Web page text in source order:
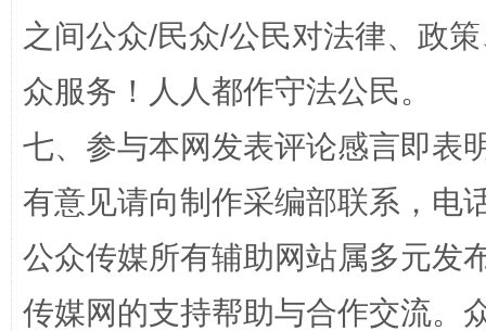
“蜀中异人”王建安的艺术幻境
之间公众/民众/公民对法律、政
众服务！人人都作守法公民。
七、参与本网发表评论感言即表
有意见请向制作采编部联系，电
公众传媒所有辅助网站属多元发
传媒网的支持帮助与合作交流。